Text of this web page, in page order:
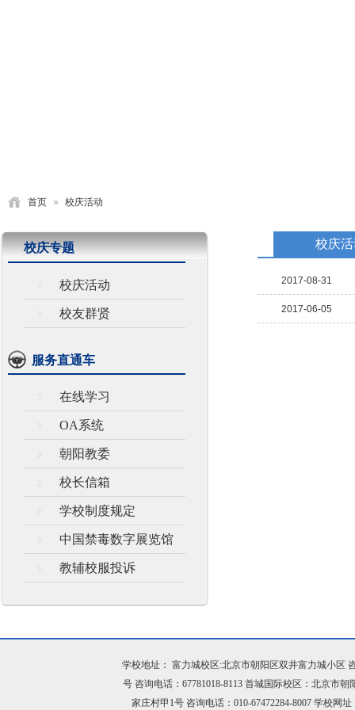
首页 » 校庆活动
校庆专题
校庆活动
校友群贤
服务直通车
在线学习
OA系统
朝阳教委
校长信箱
学校制度规定
中国禁毒数字展览馆
教辅校服投诉
校庆
2017-08-31
2017-06-05
学校地址： 富力城校区:北京市朝阳区双井富力城小区
号 咨询电话：67781018-8113 首城国际校区：北京市
家庄村甲1号 咨询电话：010-67472284-8007 学校网